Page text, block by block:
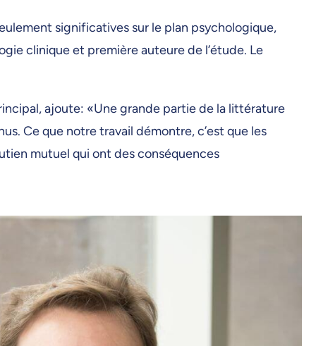
significatives sur le plan psychologique,
clinique et première auteure de l’étude. Le
ajoute: «Une grande partie de la littérature
Ce que notre travail démontre, c’est que les
mutuel qui ont des conséquences